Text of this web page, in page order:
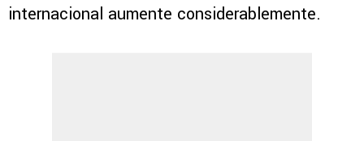
internacional aumente considerablemente.